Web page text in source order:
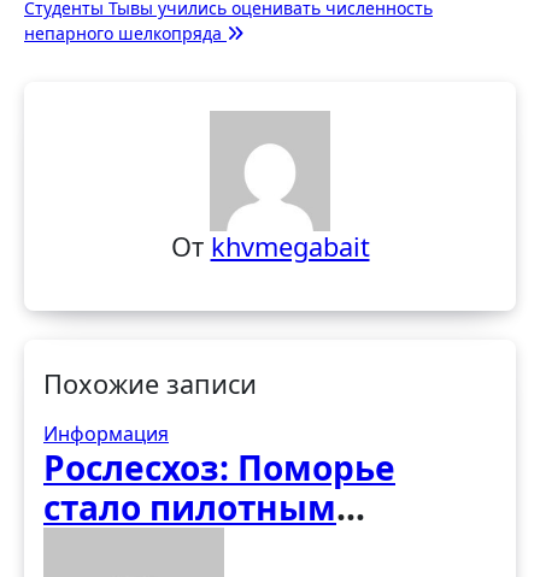
записям
Студенты Тывы учились оценивать численность
непарного шелкопряда
От khvmegabait
Похожие записи
Информация
Рослесхоз: Поморье
стало пилотным